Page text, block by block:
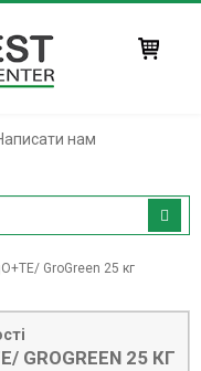
нам
GroGreen 25 кг
GROGREEN 25 КГ